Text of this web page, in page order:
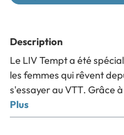
Description
Le LIV Tempt a été
les femmes qui rêvent
s'essayer au VTT. Grâce
Plus